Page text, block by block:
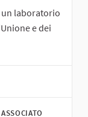
un laboratorio
e dei